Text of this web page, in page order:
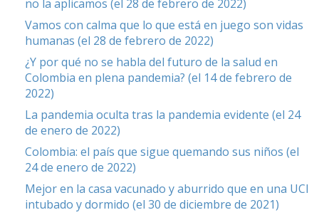
no la aplicamos (el 28 de febrero de 2022)
Vamos con calma que lo que está en juego son vidas
humanas (el 28 de febrero de 2022)
¿Y por qué no se habla del futuro de la salud en
Colombia en plena pandemia? (el 14 de febrero de
2022)
La pandemia oculta tras la pandemia evidente (el 24
de enero de 2022)
Colombia: el país que sigue quemando sus niños (el
24 de enero de 2022)
Mejor en la casa vacunado y aburrido que en una UCI
intubado y dormido (el 30 de diciembre de 2021)